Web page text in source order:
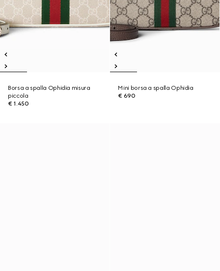
Borsa a spalla Ophidia misura
piccola
€ 1.450
Mini borsa a spalla Ophidia
€ 690